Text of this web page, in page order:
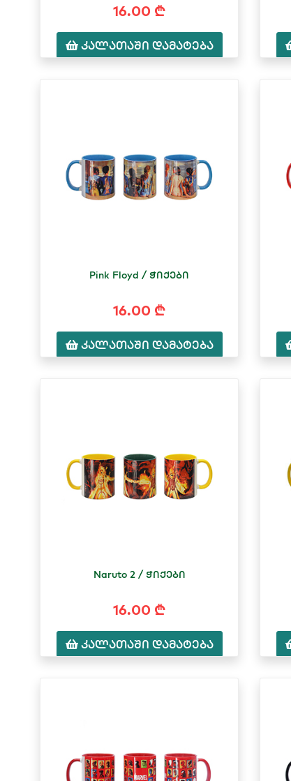
16.00 ₾
კალათაში დამატება
Pink Floyd / ჭიქები
16.00 ₾
კალათაში დამატება
Naruto 2 / ჭიქები
16.00 ₾
კალათაში დამატება